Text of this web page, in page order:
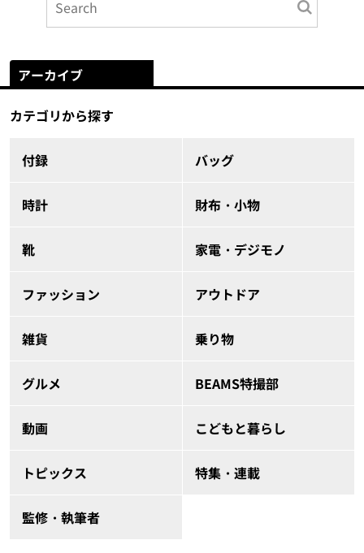
アーカイブ
カテゴリから探す
付録 バッグ
時計 財布・小物
靴 家電・デジモノ
ファッション アウトドア
雑貨 乗り物
グルメ BEAMS特撮部
動画 こどもと暮らし
トピックス 特集・連載
監修・執筆者